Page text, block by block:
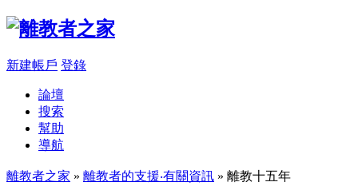
新建帳戶 登錄
論壇
搜索
幫助
導航
離教者之家 » 離教者的支援‧有關資訊 » 離教十五年